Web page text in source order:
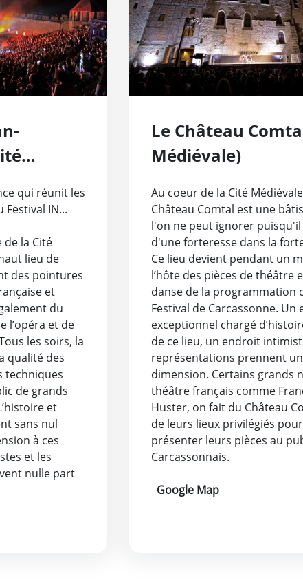
qui réunit les
IN...
de la Cité
lieu de
des pointures
et
du
l’opéra et de
les soirs, la
qualité des
techniques
de grands
et
sans nul
à ces
et les
nulle part
Le Château
Médiévale)
Au coeur de la Cité
Château Comtal est une
l'on ne peut ignorer
d'une forteresse dans la
Ce lieu devient pendant un
l’hôte des pièces de théâtre
danse de la programmation
Festival de Carcassonne. Un
exceptionnel chargé
de ce lieu, un endroit
représentations prennent
dimension. Certains grands
théâtre français comme
Huster, on fait du Château
de leurs lieux privilégiés pour
présenter leurs pièces au
Carcassonnais.
Google Map